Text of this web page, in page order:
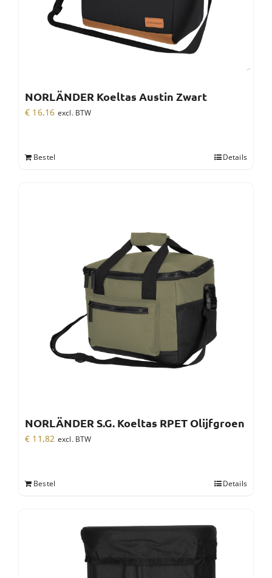
NORLÄNDER Koeltas Austin Zwart
€ 16,16 excl. BTW
Bestel Details
NORLÄNDER S.G. Koeltas RPET Olijfgroen
€ 11,82 excl. BTW
Bestel Details